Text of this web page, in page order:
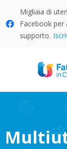
Migliaia di
Facebook per
supporto.